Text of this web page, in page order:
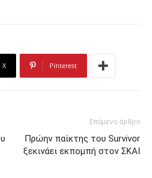
X Pinterest
Επόμενο άρθρο
Πρώην παίκτης του Survivor
ξεκινάει εκπομπή στον ΣΚΑΙ